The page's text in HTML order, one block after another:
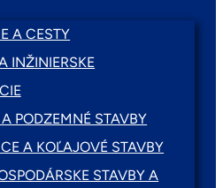
A CESTY
INŽINIERSKE
PODZEMNÉ STAVBY
A KOĽAJOVÉ STAVBY
STAVBY A